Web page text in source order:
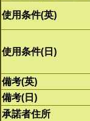
使用条件(英)
使用条件(日)
備考(英)
備考(日)
承諾者住所